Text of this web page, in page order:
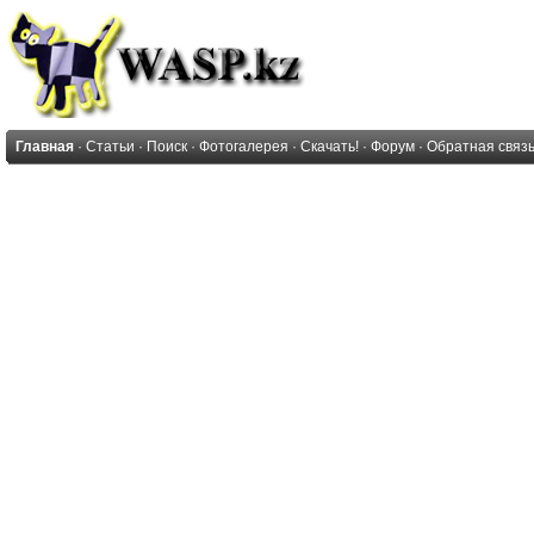
Главная · Статьи · Поиск · Фотогалерея · Скачать! · Форум · Обратная связь